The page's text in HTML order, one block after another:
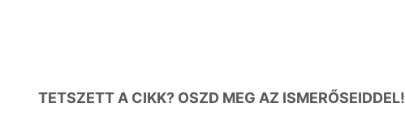
TETSZETT A CIKK? OSZD MEG AZ ISMERŐSEIDDEL!